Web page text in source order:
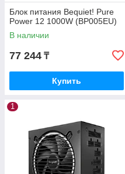
Блок питания Bequiet! Pure
Power 12 1000W (BP005EU)
В наличии
77 244 ₸
Купить
1